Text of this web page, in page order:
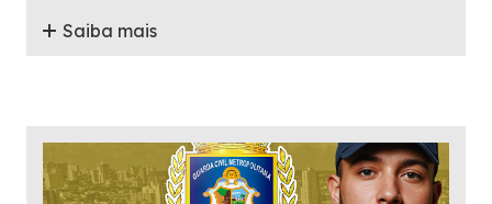
Saiba mais